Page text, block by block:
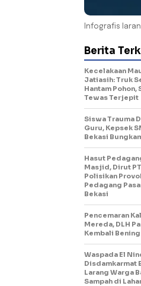
Infografis
Berita
Kecelakaan
Jatiasih: Truk
Hantam Pohon,
Tewas Terjepit
Siswa Trauma
Guru, Kepsek
Bekasi
Hasut
Masjid, Dirut
Polisikan
Pedagang
Bekasi
Pencemaran
Mereda, DLH
Kembali Bening
Waspada El
Disdamkarmat
Larang Warga
Sampah di